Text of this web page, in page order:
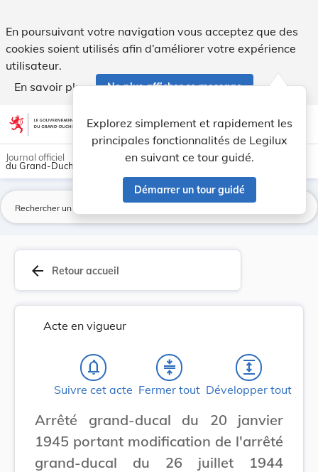
En poursuivant votre navigation vous acceptez que des
cookies soient utilisés afin d’améliorer votre expérience
utilisateur.
En savoir plus
Ne plus afficher ce message
Aller au contenu account_circle help Aide
Explorez simplement et rapidement les
principales fonctionnalités de Legilux
en suivant ce tour guidé.
Démarrer un tour guidé
light_mode dark_mode
Journal officiel
du Grand-Duché de Luxembourg
arrow_back Retour accueil
Acte en vigueur
notifications_none
Suivre cet acte
compress
Fermer tout
expand
Développer tout
Arrêté grand-ducal du 20 janvier
1945 portant modification de l'arrêté
grand-ducal du 26 juillet 1944